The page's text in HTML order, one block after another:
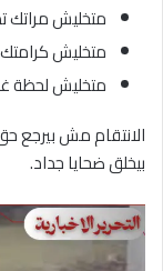
متخليش
متخليش
متخليش لحظة
الانتقام مش بيرجع
بيخلق ضحايا جداد.